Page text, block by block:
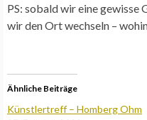
PS: sobald wir eine gewisse
wir den Ort wechseln –
Ähnliche Beiträge
Künstlertreff – Homberg Ohm